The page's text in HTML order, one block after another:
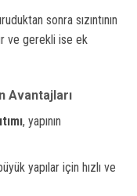
sonra sızıntının
ve gerekli ise ek
Avantajları
, yapının
yapılar için hızlı ve